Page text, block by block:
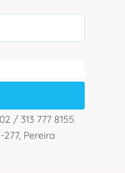
/ 313 777 8155
Pereira